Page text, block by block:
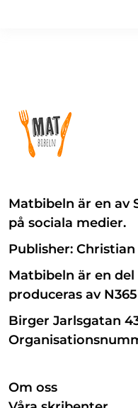
Matbibeln är en av
på sociala medier.
Publisher:
Matbibeln är en del
produceras av
Birger Jarlsgatan
Om oss